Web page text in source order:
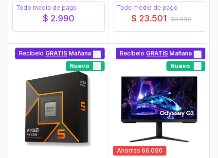
Todo medio de pago
$ 2.990
Todo medio de pago
$ 23.501 39.990
Recíbelo GRATIS Mañana
Nuevo
Recíbelo GRATIS Mañana
Nuevo
Ahorras 66.090